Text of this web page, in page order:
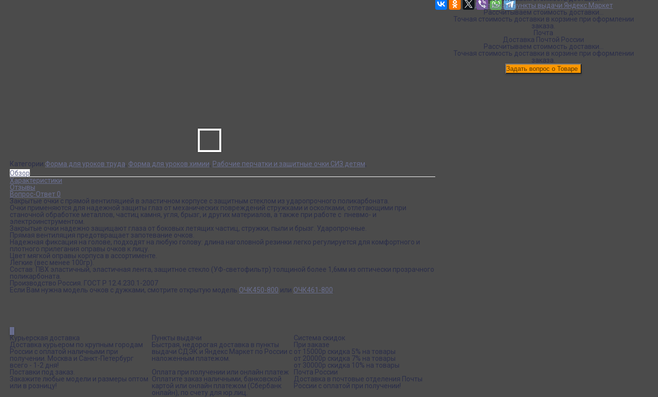
Доставка в пункты выдачи Яндекс Маркет
Рассчитываем стоимость доставки...
Точная стоимость доставки в корзине при оформлении
заказа.
Почта
Доставка Почтой России
Рассчитываем стоимость доставки...
Точная стоимость доставки в корзине при оформлении
заказа.
Категории:Форма для уроков труда, Форма для уроков химии, Рабочие перчатки и защитные очки СИЗ детям,
Обзор
Характеристики
Отзывы
Вопрос-Ответ 0
Закрытые очки с прямой вентиляцией в эластичном корпусе с защитным стеклом из ударопрочного поликарбоната.
Очки применяются для надежной защиты глаз от механических повреждений стружками и осколками, отлетающими при
станочной обработке металлов, частиц камня, угля, брызг, и других материалов, а также при работе с пневмо- и
электроинструментом.
Закрытые очки надежно защищают глаза от боковых летящих частиц, стружки, пыли и брызг. Ударопрочные.
Прямая вентиляция предотвращает запотевание очков.
Надежная фиксация на голове, подходят на любую голову: длина наголовной резинки легко регулируется для комфортного и
плотного прилегания оправы очков к лицу.
Цвет мягкой оправы корпуса в ассортименте.
Легкие (вес менее 100гр).
Состав: ПВХ эластичный, эластичная лента, защитное стекло (УФ-светофильтр) толщиной более 1,6мм из оптически прозрачного
поликарбоната.
Производство Россия. ГОСТ Р 12.4.230.1-2007
Если Вам нужна модель очков с дужками, смотрите открытую модель ОЧК450-800 или ОЧК461-800
Курьерская доставка
Доставка курьером по крупным городам
России с оплатой наличными при
получении. Москва и Санкт-Петербург
всего - 1-2 дня!
Пункты выдачи
Быстрая, недорогая доставка в пункты
выдачи СДЭК и Яндекс Маркет по России с
наложенным платежом.
Система скидок
При заказе
от 15000р скидка 5% на товары
от 20000р скидка 7% на товары
от 30000р скидка 10% на товары
Поставки под заказ.
Закажите любые модели и размеры оптом
или в розницу!
Оплата при получении или онлайн платеж
Оплатите заказ наличными, банковской
картой или онлайн платежом (Сбербанк
онлайн), по счету для юр.лиц.
Почта России
Доставка в почтовые отделения Почты
России с оплатой при получении!